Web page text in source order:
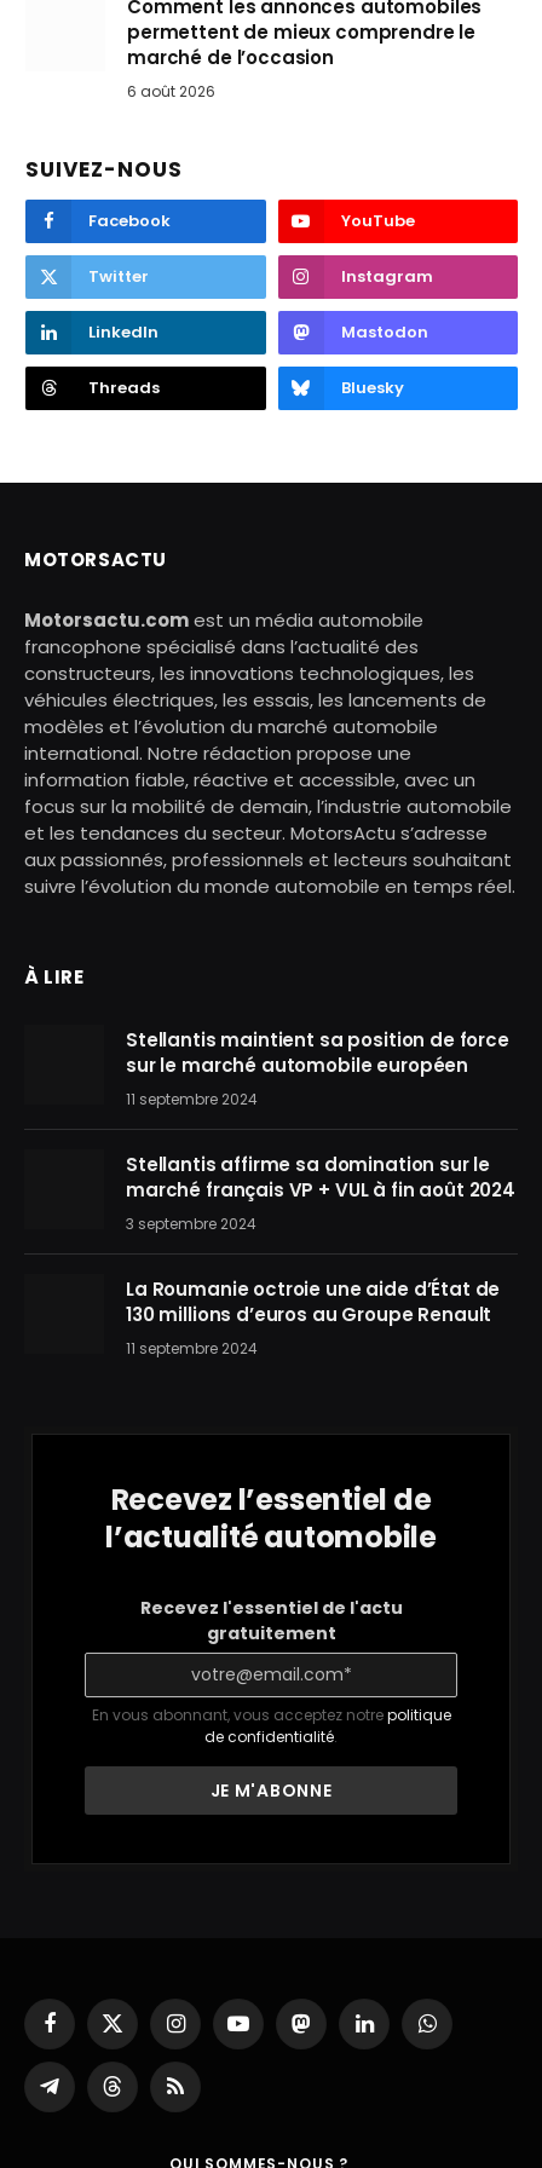
Comment les annonces automobiles
permettent de mieux comprendre le
marché de l’occasion
6 août 2026
SUIVEZ-NOUS
Facebook YouTube
Twitter Instagram
LinkedIn Mastodon
Threads Bluesky
MOTORSACTU
Motorsactu.comest un média automobile
francophone spécialisé dans l’actualité des
constructeurs, les innovations technologiques, les
véhicules électriques, les essais, les lancements de
modèles et l’évolution du marché automobile
international. Notre rédaction propose une
information fiable, réactive et accessible, avec un
focus sur la mobilité de demain, l’industrie automobile
et les tendances du secteur. MotorsActu s’adresse
aux passionnés, professionnels et lecteurs souhaitant
suivre l’évolution du monde automobile en temps réel.
À LIRE
Stellantis maintient sa position de force
sur le marché automobile européen
11 septembre 2024
Stellantis affirme sa domination sur le
marché français VP + VUL à fin août 2024
3 septembre 2024
La Roumanie octroie une aide d’État de
130 millions d’euros au Groupe Renault
11 septembre 2024
Recevez l’essentiel de
l’actualité automobile
Recevez l'essentiel de l'actu
gratuitement
En vous abonnant, vous acceptez notrepolitique
de confidentialité.
Facebook
X
(Twitter)
InstagramYouTubeMastodonLinkedInWhatsApp
Partager
sur
ThreadsRSS